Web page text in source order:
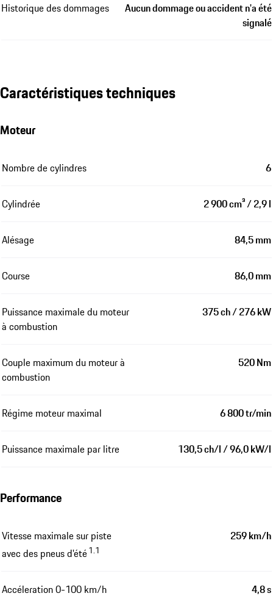
Historique des dommages
Aucun dommage ou accident n'a été
signalé
Caractéristiques techniques
Moteur
Nombre de cylindres 6
Cylindrée 2 900 cm³ / 2,9 l
Alésage 84,5 mm
Course 86,0 mm
Puissance maximale du moteur
à combustion
375 ch / 276 kW
Couple maximum du moteur à
combustion
520 Nm
Régime moteur maximal 6 800 tr/min
Puissance maximale par litre 130,5 ch/l / 96,0 kW/l
Performance
Vitesse maximale sur piste
avec des pneus d'été1.1
259 km/h
Accéleration 0-100 km/h 4,8 s